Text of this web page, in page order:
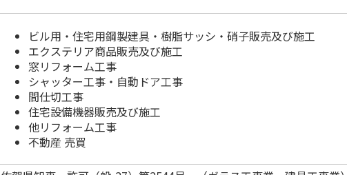
ビル用・住宅用鋼製建具・樹脂サッシ・硝子販売及び施工
エクステリア商品販売及び施工
窓リフォーム工事
シャッター工事・自動ドア工事
間仕切工事
住宅設備機器販売及び施工
他リフォーム工事
不動産 売買